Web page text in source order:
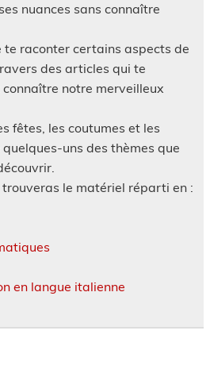
nuances sans connaître
te raconter certains aspects de
des articles qui te
notre merveilleux
fêtes, les coutumes et les
uns des thèmes que
le matériel réparti en :
en langue italienne